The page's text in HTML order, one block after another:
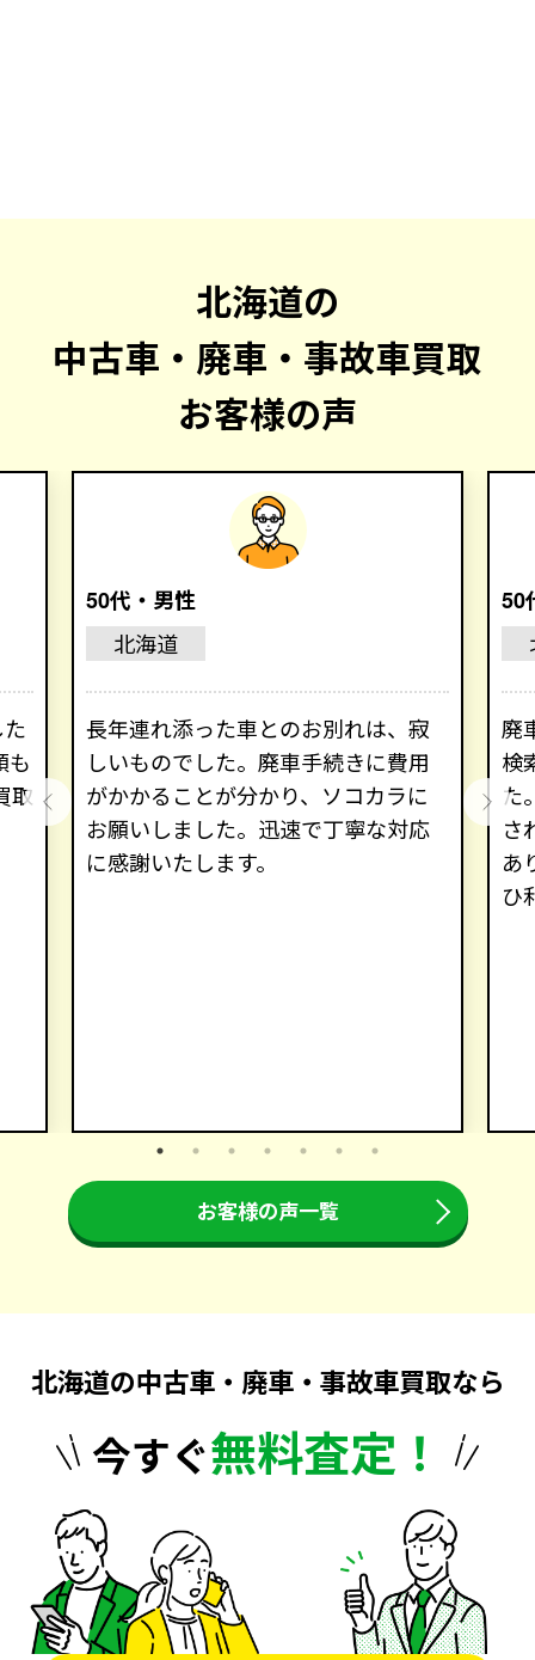
北海道の
中古車・廃車・事故車買取
お客様の声
も
取
50代・男性
北海道
長年連れ添った車とのお別れは、寂
しいものでした。廃車手続きに費用
がかかることが分かり、ソコカラに
お願いしました。迅速で丁寧な対応
に感謝いたします。
50
廃
検
た
さ
あ
ひ
お客様の声一覧
北海道の中古車・廃車・事故車買取なら
今すぐ無料査定！